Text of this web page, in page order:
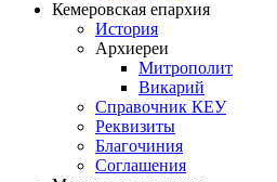
Кемеровская епархия
История
Архиереи
Митрополит
Викарий
Справочник КЕУ
Реквизиты
Благочиния
Соглашения